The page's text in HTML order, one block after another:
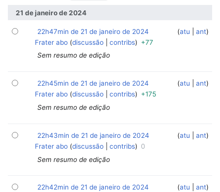
21 de janeiro de 2024
atu ant
22h47min de 21 de janeiro de 2024
Frater abo discussão contribs
+77
Sem resumo de edição
atu ant
22h45min de 21 de janeiro de 2024
Frater abo discussão contribs
+175
Sem resumo de edição
atu ant
22h43min de 21 de janeiro de 2024
Frater abo discussão contribs
0
Sem resumo de edição
atu ant
22h42min de 21 de janeiro de 2024